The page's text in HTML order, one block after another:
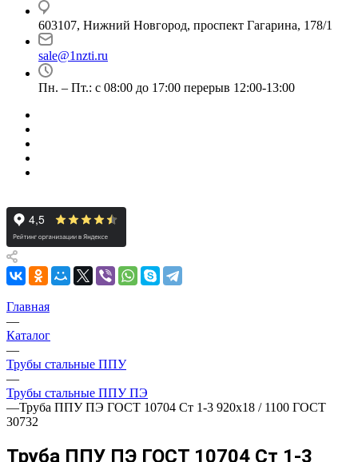
603107, Нижний Новгород, проспект Гагарина, 178/1
sale@1nzti.ru
Пн. – Пт.: с 08:00 до 17:00 перерыв 12:00-13:00
Главная
—
Каталог
—
Трубы стальные ППУ
—
Трубы стальные ППУ ПЭ
—Труба ППУ ПЭ ГОСТ 10704 Ст 1-3 920x18 / 1100 ГОСТ
30732
Труба ППУ ПЭ ГОСТ 10704 Ст 1-3